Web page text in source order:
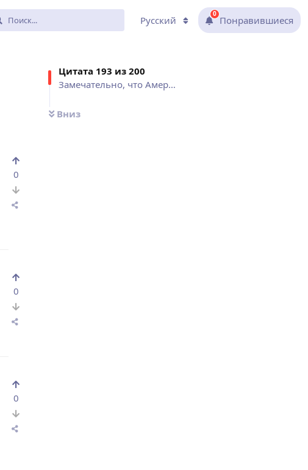
0
0
0
Цитата 193 из 200
Замечательно, что Америку открыл
Вниз
Русский
0
Понравившиеся